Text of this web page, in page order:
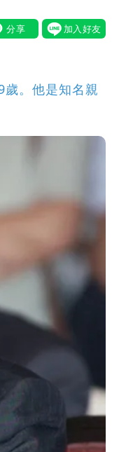
。他是知名親